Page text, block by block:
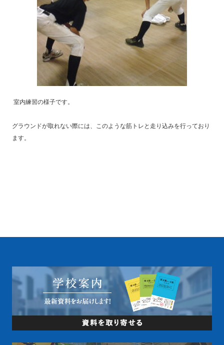
室内練習の様子です。
グラウンドが取れない際には、このような筋トレと走り込みを行っており
ます。